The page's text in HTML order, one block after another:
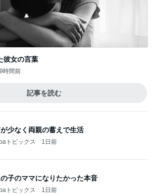
彼女の言葉
時間前
記事を読む
少なく両親の蓄えで生活
トピックス 1日前
子のママになりたかった本音
トピックス 1日前